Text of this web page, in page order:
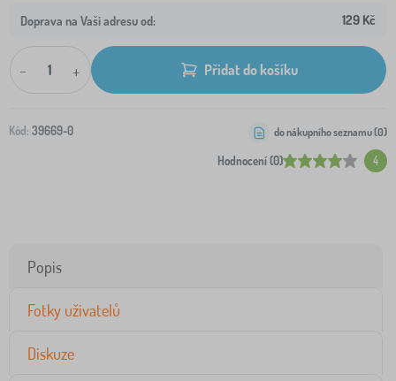
Doprava na Vaši adresu od: 129 Kč
- + Přidat do košíku
Kód: 39669-0
Hodnocení (0) 4
do nákupního seznamu (0)
Popis
Fotky uživatelů
Diskuze